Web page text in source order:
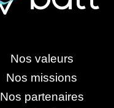
Nos valeurs
Nos missions
Nos partenaires